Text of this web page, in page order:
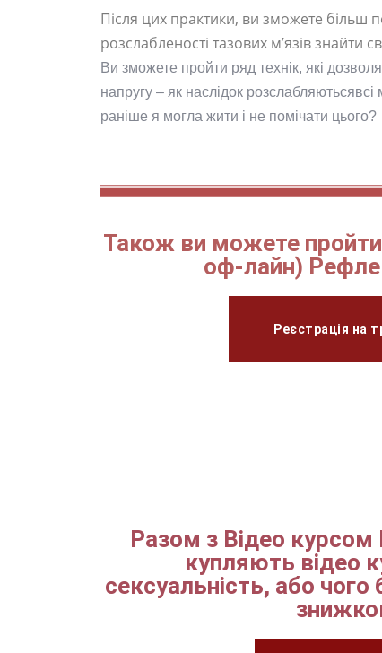
Після цих практики, ви зможете більш
розслабленості тазових м’язів знайти
Ви зможете пройти ряд технік, які
напругу – як наслідок
раніше я могла жити і не помічати цього?
Також ви можете
оф-лайн)
Реєстрація на
Разом з Відео
купляють відео
сексуальність, або